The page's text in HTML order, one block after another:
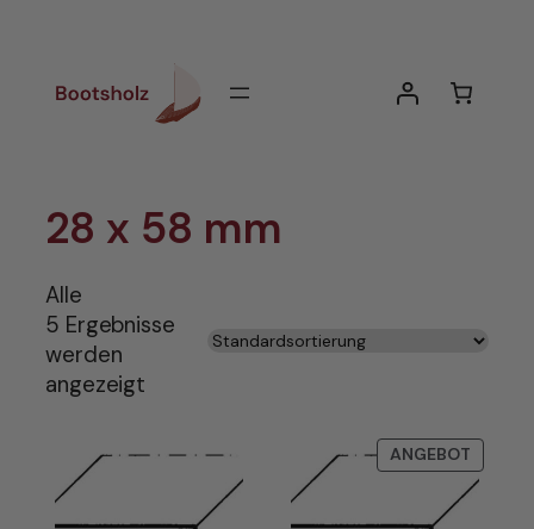
28 x 58 mm
Alle
5 Ergebnisse
werden
angezeigt
ANGEBOT
IM